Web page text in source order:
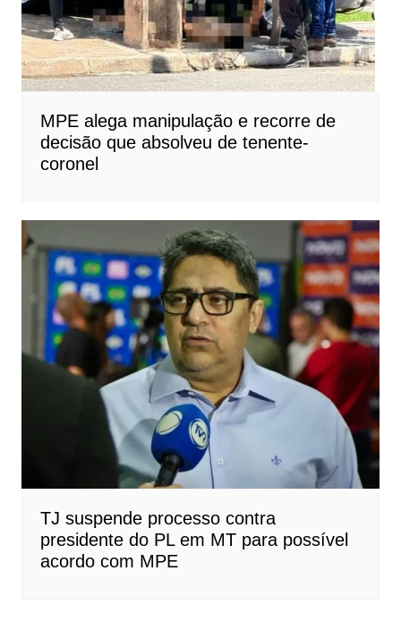
MPE alega manipulação e recorre de
decisão que absolveu de tenente-
coronel
TJ suspende processo contra
presidente do PL em MT para possível
acordo com MPE